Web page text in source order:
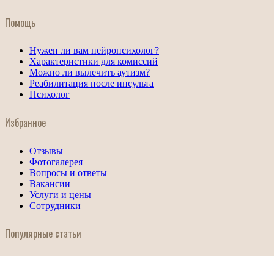
Помощь
Нужен ли вам нейропсихолог?
Характеристики для комиссий
Можно ли вылечить аутизм?
Реабилитация после инсульта
Психолог
Избранное
Отзывы
Фотогалерея
Вопросы и ответы
Вакансии
Услуги и цены
Сотрудники
Популярные статьи